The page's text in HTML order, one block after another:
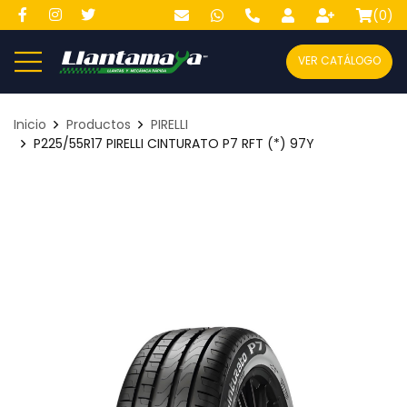
(0)
VER CATÁLOGO
Inicio Productos
PIRELLI
P225/55R17 PIRELLI CINTURATO P7 RFT (*) 97Y